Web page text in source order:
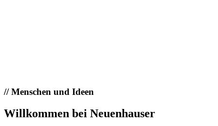
//Menschen und Ideen
Willkommen bei Neuenhauser